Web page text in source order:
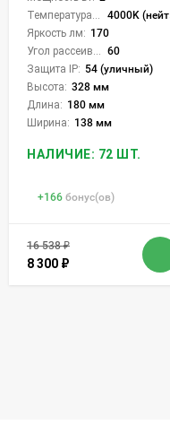
4000K (нейтральный)
Яркость лм: 170
60
Защита IP: 54 (уличный)
Высота: 328 мм
Длина: 180 мм
Ширина: 138 мм
НАЛИЧИЕ: 72 ШТ.
+166 бонус(ов)
16 538₽
8 300 ₽